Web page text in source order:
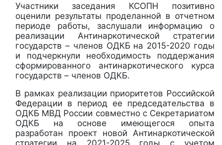
Участники заседания КСОПН позитивно
оценили результаты проделанной в отчетном
периоде работы, заслушали информацию о
реализации Антинаркотической стратегии
государств – членов ОДКБ на 2015-2020 годы
и подчеркнули необходимость поддержания
сформированного антинаркотического курса
государств – членов ОДКБ.
В рамках реализации приоритетов Российской
Федерации в период ее председательства в
ОДКБ МВД России совместно с Секретариатом
ОДКБ на основе имеющегося опыта
разработан проект новой Антинаркотической
стратегии на 2021-2025 годы с учетом